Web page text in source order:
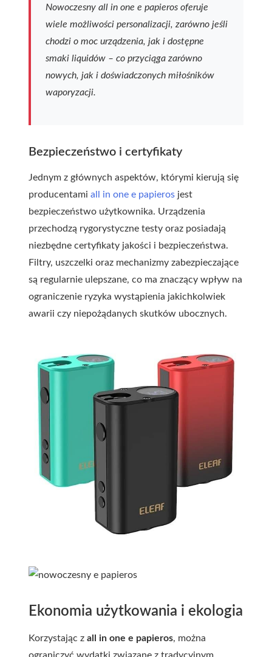
Nowoczesny all in one e papieros oferuje
wiele możliwości personalizacji, zarówno jeśli
chodzi o moc urządzenia, jak i dostępne
smaki liquidów – co przyciąga zarówno
nowych, jak i doświadczonych miłośników
waporyzacji.
Bezpieczeństwo i certyfikaty
Jednym z głównych aspektów, którymi kierują się
producentami all in one e papieros jest
bezpieczeństwo użytkownika. Urządzenia
przechodzą rygorystyczne testy oraz posiadają
niezbędne certyfikaty jakości i bezpieczeństwa.
Filtry, uszczelki oraz mechanizmy zabezpieczające
są regularnie ulepszane, co ma znaczący wpływ na
ograniczenie ryzyka wystąpienia jakichkolwiek
awarii czy niepożądanych skutków ubocznych.
Ekonomia użytkowania i ekologia
Korzystając z all in one e papieros, można